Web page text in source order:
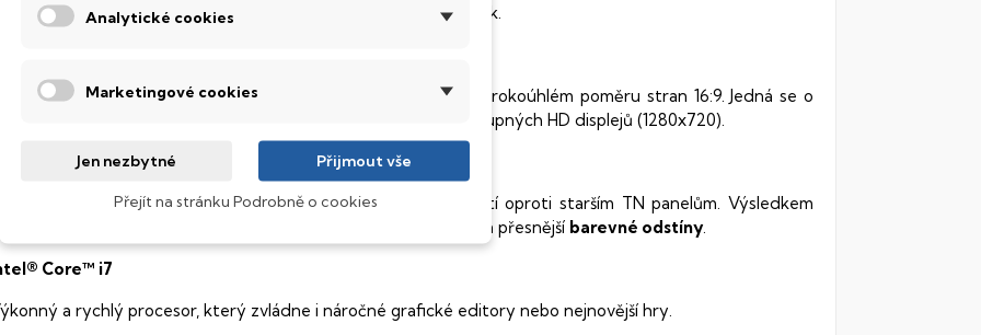
noci, stále však decentně, aby nikterak nedráždily Váš zrak.
rozlišení
tímto označením se ukrývá rozlišení 2560x1440 pixelů při širokoúhlém poměru stran 16:9. Jedná se o
vyšší množství obrazových bodů, než u běžně dostupných HD displejů (1280x720).
technologie IPS
krystaly disponují zcela odlišnou světelnou propustností oproti starším TN panelům. Výsledkem
široké pozorovací úhly (téměr
a přesnější barevné odstíny.
Core™ i7
a rychlý procesor, který zvládne i náročné grafické editory nebo nejnovější hry.
Analytické cookies
Marketingové cookies
Jen nezbytné Přijmout vše
Přejít na stránku Podrobně o cookies